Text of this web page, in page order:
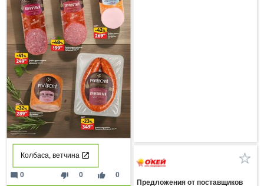
Колбаса, ветчина
thumb_down 0 thumb_up 0
mode_comment 0
Предложения от поставщиков